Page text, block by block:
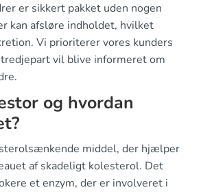
er sikkert pakket uden nogen
kan afsløre indholdet, hvilket
Vi prioriterer vores kunders
vil blive informeret om
og hvordan
middel, der hjælper
af skadeligt kolesterol. Det
et enzym, der er involveret i